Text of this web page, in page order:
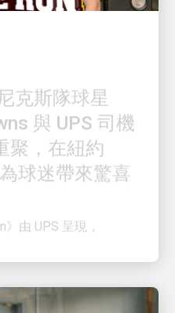
與 UPS 司機
聚，在紐約
球迷帶來驚喜
由 UPS 呈現，